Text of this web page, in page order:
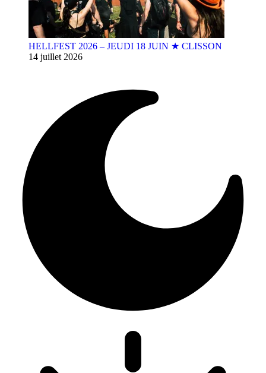
HELLFEST 2026 – JEUDI 18 JUIN ★ CLISSON
14 juillet 2026